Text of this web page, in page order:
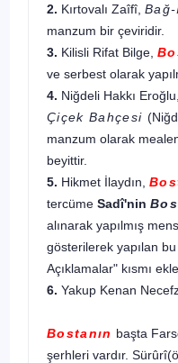
2. Kırtovalı Zaîfî, Bağ-
manzum bir çeviridir.
3. Kilisli Rifat Bil­ge,
ve serbest olarak
4. Niğdeli Hakkı Eroğlu,
Çiçek Bahçesi
manzum olarak
beyittir.
5. Hikmet İlaydın,
tercüme Sadî'nin
alınarak yapılmış
gösterilerek yapılan
Açıklamalar" kısmı
6. Yakup Kenan
Bostanın başta
şerh­leri vardır.